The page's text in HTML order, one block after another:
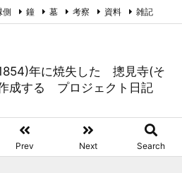
年に焼失した 摠見寺(そ
成する プロジェクト日記
Prev Next Search
側 鐘 墓 考察 資料 雑記